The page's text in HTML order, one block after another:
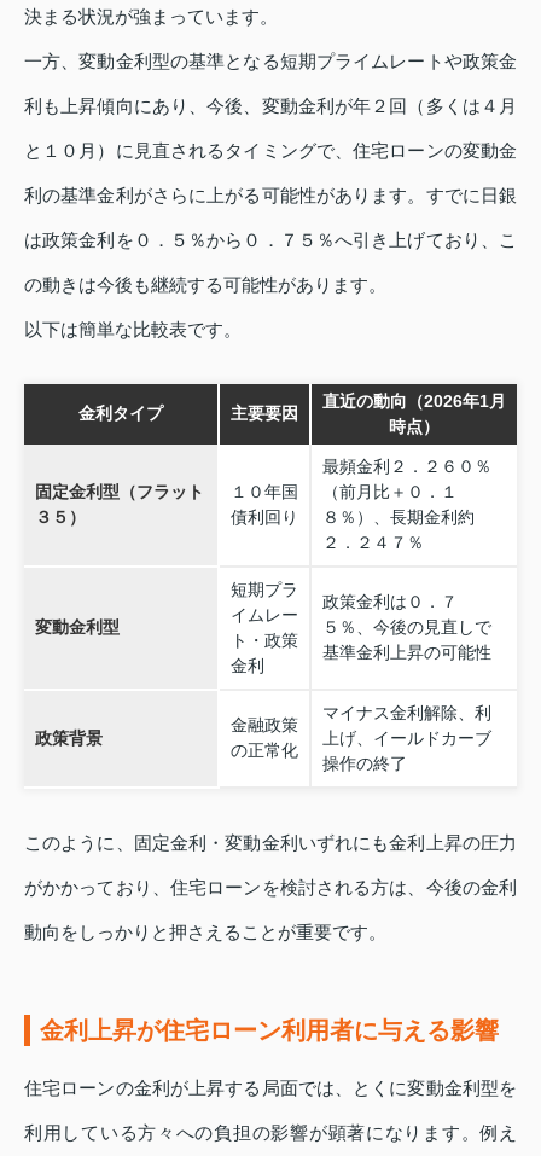
決まる状況が強まっています。
一方、変動金利型の基準となる短期プライムレートや政策金
利も上昇傾向にあり、今後、変動金利が年２回（多くは４月
と１０月）に見直されるタイミングで、住宅ローンの変動金
利の基準金利がさらに上がる可能性があります。すでに日銀
は政策金利を０．５％から０．７５％へ引き上げており、こ
の動きは今後も継続する可能性があります。
以下は簡単な比較表です。
金利タイプ 主要要因
直近の動向（2026年1月
時点）
固定金利型（フラット
３５）
１０年国
債利回り
最頻金利２．２６０％
（前月比＋０．１
８％）、長期金利約
２．２４７％
変動金利型
短期プラ
イムレー
ト・政策
金利
政策金利は０．７
５％、今後の見直しで
基準金利上昇の可能性
政策背景
金融政策
の正常化
マイナス金利解除、利
上げ、イールドカーブ
操作の終了
このように、固定金利・変動金利いずれにも金利上昇の圧力
がかかっており、住宅ローンを検討される方は、今後の金利
動向をしっかりと押さえることが重要です。
金利上昇が住宅ローン利用者に与える影響
住宅ローンの金利が上昇する局面では、とくに変動金利型を
利用している方々への負担の影響が顕著になります。例え